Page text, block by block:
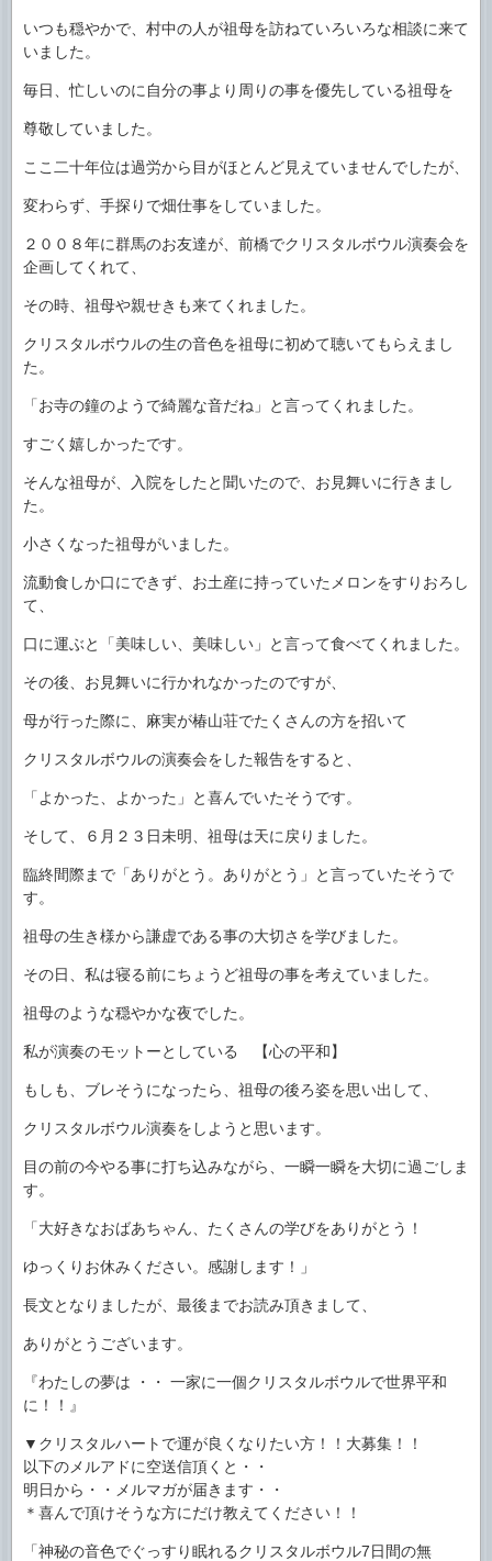
いつも穏やかで、村中の人が祖母を訪ねていろいろな相談に来て
いました。
毎日、忙しいのに自分の事より周りの事を優先している祖母を
尊敬していました。
ここ二十年位は過労から目がほとんど見えていませんでしたが、
変わらず、手探りで畑仕事をしていました。
２００８年に群馬のお友達が、前橋でクリスタルボウル演奏会を
企画してくれて、
その時、祖母や親せきも来てくれました。
クリスタルボウルの生の音色を祖母に初めて聴いてもらえまし
た。
「お寺の鐘のようで綺麗な音だね」と言ってくれました。
すごく嬉しかったです。
そんな祖母が、入院をしたと聞いたので、お見舞いに行きまし
た。
小さくなった祖母がいました。
流動食しか口にできず、お土産に持っていたメロンをすりおろし
て、
口に運ぶと「美味しい、美味しい」と言って食べてくれました。
その後、お見舞いに行かれなかったのですが、
母が行った際に、麻実が椿山荘でたくさんの方を招いて
クリスタルボウルの演奏会をした報告をすると、
「よかった、よかった」と喜んでいたそうです。
そして、６月２３日未明、祖母は天に戻りました。
臨終間際まで「ありがとう。ありがとう」と言っていたそうで
す。
祖母の生き様から謙虚である事の大切さを学びました。
その日、私は寝る前にちょうど祖母の事を考えていました。
祖母のような穏やかな夜でした。
私が演奏のモットーとしている 【心の平和】
もしも、ブレそうになったら、祖母の後ろ姿を思い出して、
クリスタルボウル演奏をしようと思います。
目の前の今やる事に打ち込みながら、一瞬一瞬を大切に過ごしま
す。
「大好きなおばあちゃん、たくさんの学びをありがとう！
ゆっくりお休みください。感謝します！」
長文となりましたが、最後までお読み頂きまして、
ありがとうございます。
『わたしの夢は ・・ 一家に一個クリスタルボウルで世界平和
に！！』
▼クリスタルハートで運が良くなりたい方！！大募集！！
以下のメルアドに空送信頂くと・・
明日から・・メルマガが届きます・・
＊喜んで頂けそうな方にだけ教えてください！！
「神秘の音色でぐっすり眠れるクリスタルボウル7日間の無